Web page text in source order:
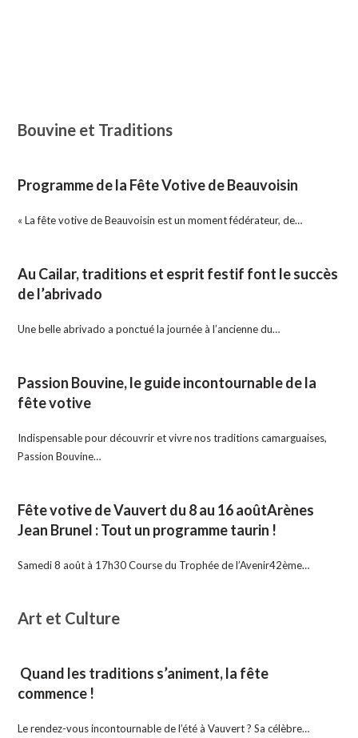
Bouvine et Traditions
Programme de la Fête Votive de Beauvoisin
« La fête votive de Beauvoisin est un moment fédérateur, de…
Au Cailar, traditions et esprit festif font le succès
de l’abrivado
Une belle abrivado a ponctué la journée à l’ancienne du…
Passion Bouvine, le guide incontournable de la
fête votive
Indispensable pour découvrir et vivre nos traditions camarguaises,
Passion Bouvine…
Fête votive de Vauvert du 8 au 16 aoûtArènes
Jean Brunel : Tout un programme taurin !
Samedi 8 août à 17h30 Course du Trophée de l’Avenir42ème…
Art et Culture
Quand les traditions s’animent, la fête
commence !
Le rendez-vous incontournable de l’été à Vauvert ? Sa célèbre…